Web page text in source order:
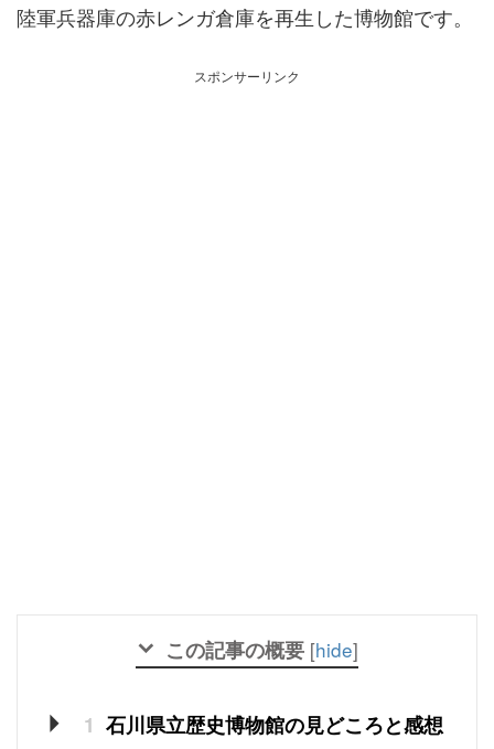
陸軍兵器庫の赤レンガ倉庫を再生した博物館です。
スポンサーリンク
この記事の概要 [hide]
1 石川県立歴史博物館の見どころと感想